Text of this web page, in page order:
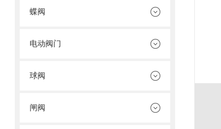
蝶阀
电动阀门
球阀
闸阀